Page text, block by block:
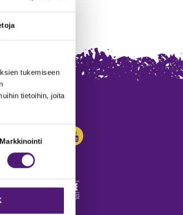
tukemiseen
tietoihin, joita
Markkinointi